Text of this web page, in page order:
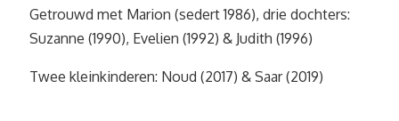
Getrouwd met Marion (sedert 1986), drie dochters:
Suzanne (1990), Evelien (1992) & Judith (1996)
Twee kleinkinderen: Noud (2017) & Saar (2019)